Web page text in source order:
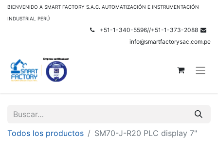
BIENVENIDO A SMART FACTORY S.A.C. AUTOMATIZACIÓN E INSTRUMENTACIÓN
INDUSTRIAL PERÚ
+51-1-340-5596//+51-1-373-2088
info@smartfactorysac.com.pe
Todos los productos SM70-J-R20 PLC display 7"